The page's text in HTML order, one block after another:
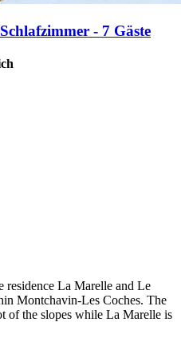
- 7 Gäste
residence La Marelle and Le
Montchavin-Les Coches. The
of the slopes while La Marelle is